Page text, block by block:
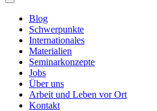
Blog
Schwerpunkte
Internationales
Materialien
Seminarkonzepte
Jobs
Über uns
Arbeit und Leben vor Ort
Kontakt